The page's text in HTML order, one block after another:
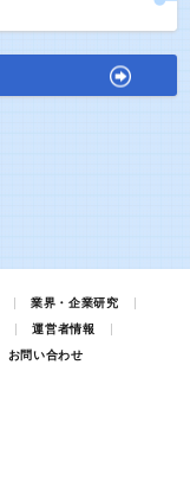
業界・企業研究
運営者情報
お問い合わせ